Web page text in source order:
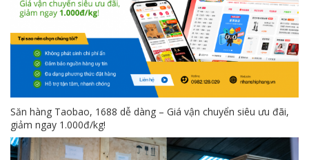
Săn hàng Taobao, 1688 dễ dàng – Giá vận chuyển siêu ưu đãi,
giảm ngay 1.000đ/kg!